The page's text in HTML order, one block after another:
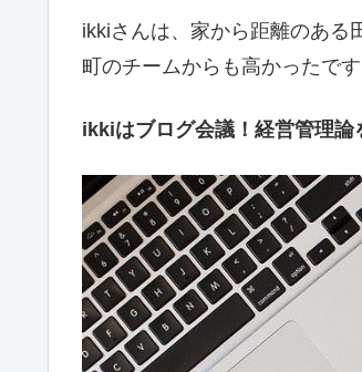
ikkiさんは、家から距離のある
町のチームからも高かったです
ikkiはブログ会議！経営管理